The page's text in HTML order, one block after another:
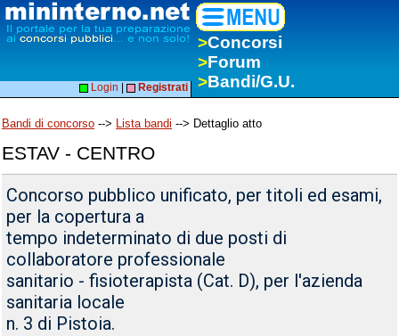
>Concorsi
>Forum
>Bandi/G.U.
Login Registrati
Bandi di concorso --> Lista bandi --> Dettaglio atto
ESTAV - CENTRO
Concorso pubblico unificato, per titoli ed esami,
per la copertura a
tempo indeterminato di due posti di
collaboratore professionale
sanitario - fisioterapista (Cat. D), per l'azienda
sanitaria locale
n. 3 di Pistoia.